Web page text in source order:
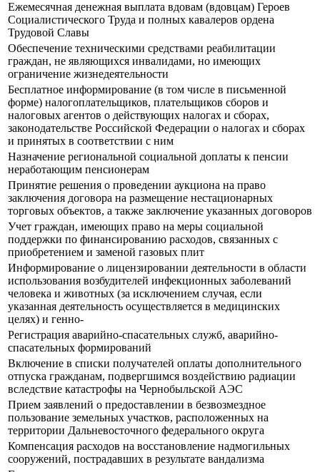
Ежемесячная денежная выплата вдовам (вдовцам) Героев
Социалистического Труда и полных кавалеров ордена
Трудовой Славы
Обеспечение техническими средствами реабилитации
граждан, не являющихся инвалидами, но имеющих
ограничение жизнедеятельности
Бесплатное информирование (в том числе в письменной
форме) налогоплательщиков, плательщиков сборов и
налоговых агентов о действующих налогах и сборах,
законодательстве Российской Федерации о налогах и сборах
и принятых в соответствии с ним
Назначение региональной социальной доплаты к пенсии
неработающим пенсионерам
Принятие решения о проведении аукциона на право
заключения договора на размещение нестационарных
торговых объектов, а также заключение указанных договоров
Учет граждан, имеющих право на меры социальной
поддержки по финансированию расходов, связанных с
приобретением и заменой газовых плит
Информирование о лицензировании деятельности в области
использования возбудителей инфекционных заболеваний
человека и животных (за исключением случая, если
указанная деятельность осуществляется в медицинских
целях) и генно-
Регистрация аварийно-спасательных служб, аварийно-
спасательных формирований
Включение в списки получателей оплаты дополнительного
отпуска гражданам, подвергшимся воздействию радиации
вследствие катастрофы на Чернобыльской АЭС
Прием заявлений о предоставлении в безвозмездное
пользование земельных участков, расположенных на
территории Дальневосточного федерального округа
Компенсация расходов на восстановление надмогильных
сооружений, пострадавших в результате вандализма